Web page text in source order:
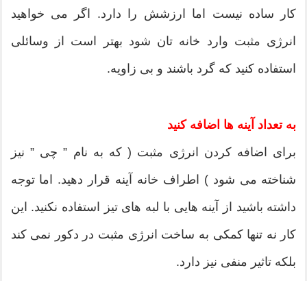
کار ساده نیست اما ارزشش را دارد. اگر می خواهید
انرژی مثبت وارد خانه تان شود بهتر است از وسائلی
استفاده کنید که گرد باشند و بی زاویه.
به تعداد آینه ها اضافه کنید
برای اضافه کردن انرژی مثبت ( که به نام ” چی ” نیز
شناخته می شود ) اطراف خانه آینه قرار دهید. اما توجه
داشته باشید از آینه هایی با لبه های تیز استفاده نکنید. این
کار نه تنها کمکی به ساخت انرژی مثبت در دکور نمی کند
بلکه تاثیر منفی نیز دارد.